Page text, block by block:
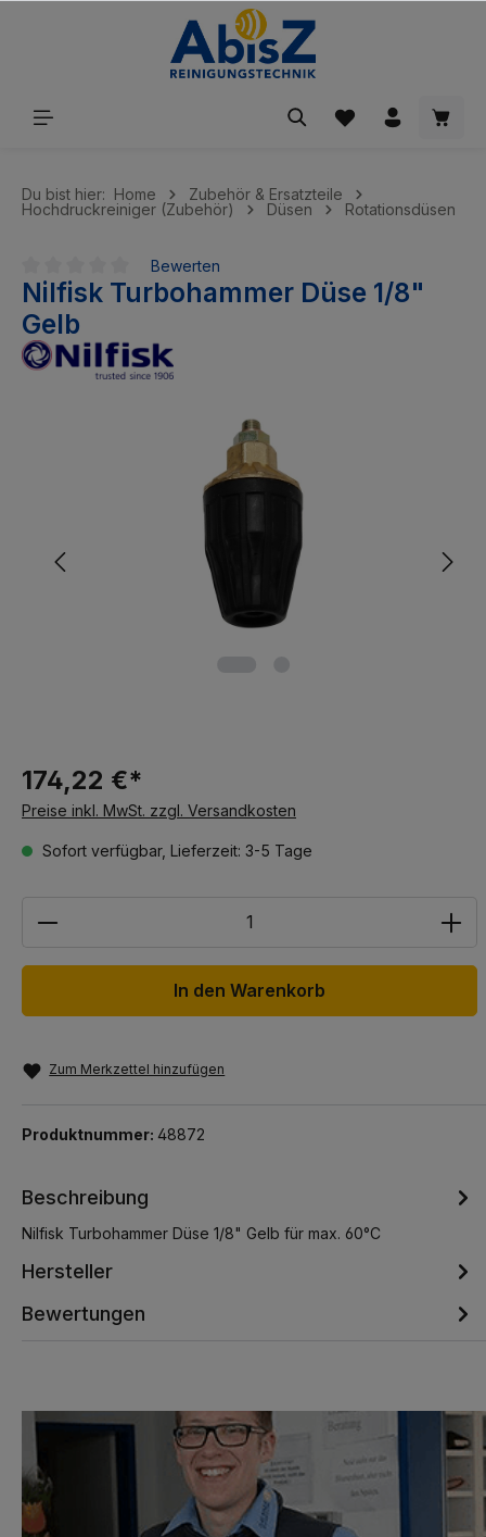
Du bist hier: Home
Zubehör & Ersatzteile
Hochdruckreiniger (Zubehör)
Düsen Rotationsdüsen
Durchschnittliche Bewertung von 0 von 5 Sternen
Bewerten
Nilfisk Turbohammer Düse 1/8"
Gelb
174,22 €*
Preise inkl. MwSt. zzgl. Versandkosten
Sofort verfügbar, Lieferzeit: 3-5 Tage
In den Warenkorb
Zum Merkzettel hinzufügen
Produktnummer: 48872
Beschreibung
Nilfisk Turbohammer Düse 1/8" Gelb für max. 60°C
Hersteller
Bewertungen